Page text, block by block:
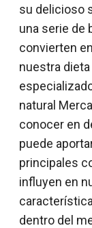
su delicioso
una serie de
convierten
nuestra
natural
conocer en
puede
principales
influyen en
dentro del